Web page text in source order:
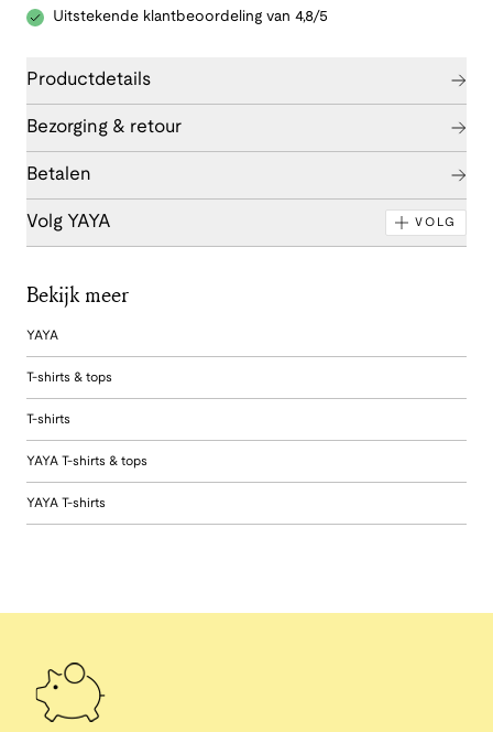
Uitstekende klantbeoordeling van 4,8/5
Productdetails
Bezorging & retour
Betalen
Volg YAYA VOLG
Bekijk meer
YAYA
T-shirts & tops
T-shirts
YAYA T-shirts & tops
YAYA T-shirts